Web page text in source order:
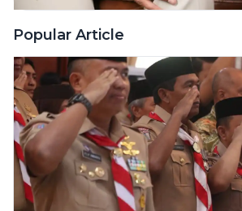
Popular Article